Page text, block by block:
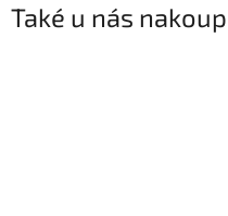
Také u nás